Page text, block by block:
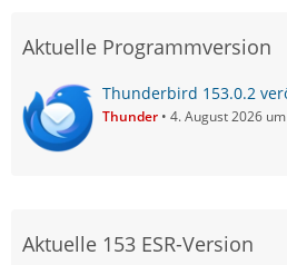
Aktuelle Programmversion
Thunderbird 153.0.2
Thunder 4. August 2026
Aktuelle 153 ESR-Version